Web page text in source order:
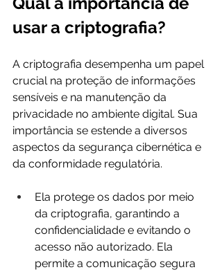
usar a criptografia?
A criptografia desempenha um papel
crucial na proteção de informações
sensíveis e na manutenção da
privacidade no ambiente digital. Sua
importância se estende a diversos
aspectos da segurança cibernética e
da conformidade regulatória.
Ela protege os dados por meio
da criptografia, garantindo a
confidencialidade e evitando o
acesso não autorizado. Ela
permite a comunicação segura